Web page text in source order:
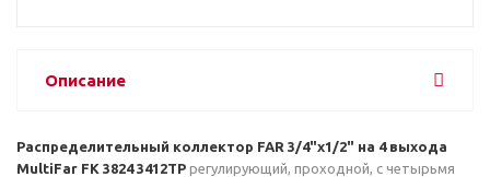
Описание
Распределительный коллектор FAR 3/4"x1/2" на 4 выхода
MultiFar FK 3824 3412TP регулирующий, проходной, с четырьмя